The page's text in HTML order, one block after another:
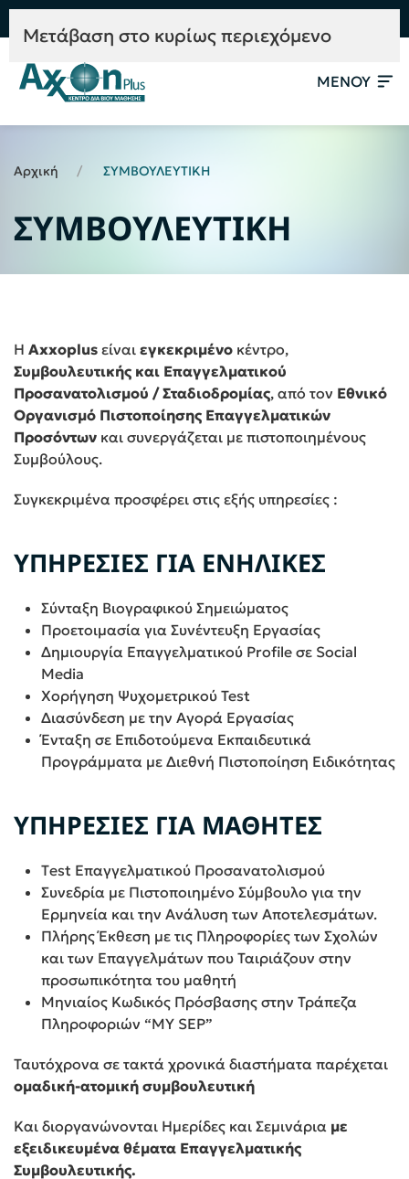
Mετάβαση στο κυρίως περιεχόμενο
ΜΕΝΟΥ
Αρχική ΣΥΜΒΟΥΛΕΥΤΙΚΗ
ΣΥΜΒΟΥΛΕΥΤΙΚΗ
Η Axxoplus είναι εγκεκριμένο κέντρο,
Συμβουλευτικής και Επαγγελματικού
Προσανατολισμού / Σταδιοδρομίας, από τον Εθνικό
Οργανισμό Πιστοποίησης Επαγγελματικών
Προσόντων και συνεργάζεται με πιστοποιημένους
Συμβούλους.
Συγκεκριμένα προσφέρει στις εξής υπηρεσίες :
ΥΠΗΡΕΣΙΕΣ ΓΙΑ ΕΝΗΛΙΚΕΣ
Σύνταξη Βιογραφικού Σημειώματος
Προετοιμασία για Συνέντευξη Εργασίας
Δημιουργία Επαγγελματικού Profile σε Social
Media
Χορήγηση Ψυχομετρικού Test
Διασύνδεση με την Αγορά Εργασίας
Ένταξη σε Επιδοτούμενα Εκπαιδευτικά
Προγράμματα με Διεθνή Πιστοποίηση Ειδικότητας
ΥΠΗΡΕΣΙΕΣ ΓΙΑ ΜΑΘΗΤΕΣ
Τest Επαγγελματικού Προσανατολισμού
Συνεδρία με Πιστοποιημένο Σύμβουλο για την
Ερμηνεία και την Ανάλυση των Αποτελεσμάτων.
Πλήρης Έκθεση με τις Πληροφορίες των Σχολών
και των Επαγγελμάτων που Ταιριάζουν στην
προσωπικότητα του μαθητή
Μηνιαίος Κωδικός Πρόσβασης στην Τράπεζα
Πληροφοριών “MY SEP”
Ταυτόχρονα σε τακτά χρονικά διαστήματα παρέχεται
ομαδική-ατομική συμβουλευτική
Και διοργανώνονται Ημερίδες και Σεμινάρια με
εξειδικευμένα θέματα Επαγγελματικής
Συμβουλευτικής.